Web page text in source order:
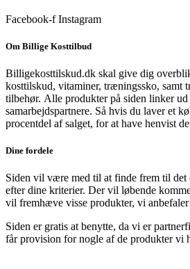
Facebook-f Instagram
Om Billige Kosttilbud
Billigekosttilskud.dk skal give dig
kosttilskud, vitaminer, træningssko, samt
tilbehør. Alle produkter på siden linker
samarbejdspartnere. Så hvis du laver et
procentdel af salget, for at have henvist
Dine fordele
Siden vil være med til at finde frem til det
efter dine kriterier. Der vil løbende
vil fremhæve visse produkter, vi
Siden er gratis at benytte, da vi er
får provision for nogle af de produkter vi